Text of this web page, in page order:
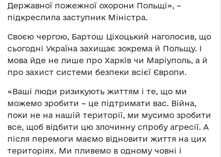
Державної пожежної охорони Польщі», –
підкреслила заступник Міністра.
Своєю чергою, Бартош Ціхоцький наголосив, що
сьогодні Україна захищає зокрема й Польщу. І
мова йде не лише про Харків чи Маріуполь, а й
про захист системи безпеки всієї Європи.
«Ваші люди ризикують життям і те, що ми
можемо зробити – це підтримати вас. Війна,
поки не на нашій території, ми мусимо зробити
все, щоб відбити цю злочинну спробу агресії. А
після перемоги маємо відновити життя на цих
територіях. Ми пливемо в одному човні і